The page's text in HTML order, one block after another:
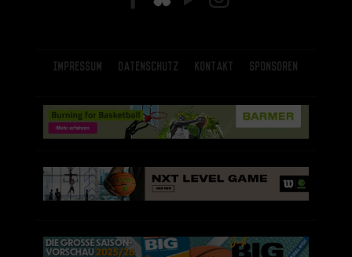
Impressum Datenschutz Kontakt Sponsoren